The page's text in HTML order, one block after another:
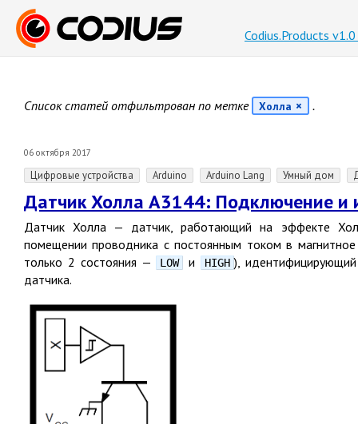
Codius.Products v1.0
Список статей отфильтрован по метке Холла .
06 октября 2017
Цифровые устройства Arduino Arduino Lang Умный дом
Датчик Холла A3144: Подключение и
Датчик Холла — датчик, работающий на эффекте
помещении проводника с постоянным током в
только 2 состояния —
LOW и HIGH ),
датчика.